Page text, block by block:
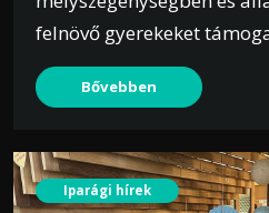
felnövő gyerekeket
Bővebben
Iparági hírek